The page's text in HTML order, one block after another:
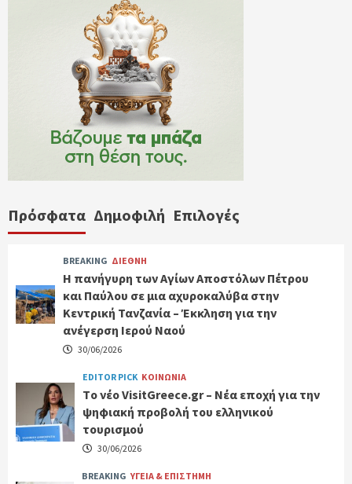
Πρόσφατα Δημοφιλή Επιλογές
BREAKING ΔΙΕΘΝΗ
Η πανήγυρη των Αγίων Αποστόλων Πέτρου
και Παύλου σε μια αχυροκαλύβα στην
Κεντρική Τανζανία – Έκκληση για την
ανέγερση Ιερού Ναού
30/06/2026
EDITOR PICK ΚΟΙΝΩΝΙΑ
Tο νέο VisitGreece.gr – Νέα εποχή για την
ψηφιακή προβολή του ελληνικού
τουρισμού
30/06/2026
BREAKING ΥΓΕΙΑ & ΕΠΙΣΤΗΜΗ